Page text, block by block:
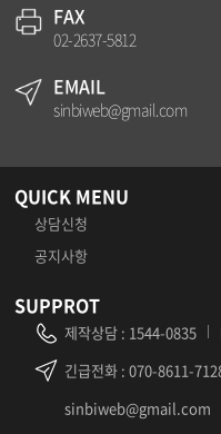
FAX
02-2637-5812
EMAIL
sinbiweb@gmail.com
QUICK MENU
상담신청
공지사항
SUPPROT
제작상담 : 1544-0835
긴급전화 : 070-8611-
sinbiweb@gmail.com